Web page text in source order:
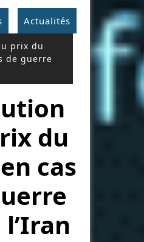
Actualités
prix du
de guerre
du
cas